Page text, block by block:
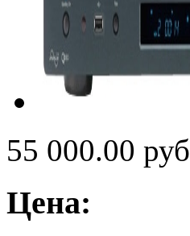
55 000.00 руб
Цена: